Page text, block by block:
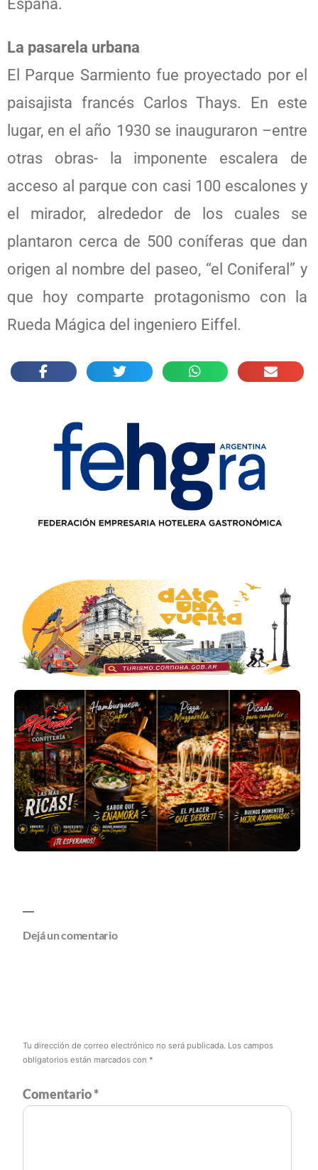
España.
La pasarela urbana
El Parque Sarmiento fue proyectado por el
paisajista francés Carlos Thays. En este
lugar, en el año 1930 se inauguraron –entre
otras obras- la imponente escalera de
acceso al parque con casi 100 escalones y
el mirador, alrededor de los cuales se
plantaron cerca de 500 coníferas que dan
origen al nombre del paseo, “el Coniferal” y
que hoy comparte protagonismo con la
Rueda Mágica del ingeniero Eiffel.
Dejá un comentario
Tu dirección de correo electrónico no será publicada. Los campos
obligatorios están marcados con *
Comentario*